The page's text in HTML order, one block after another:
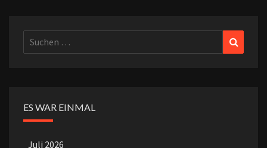
Suchen
nach:
ES WAR EINMAL
Juli 2026